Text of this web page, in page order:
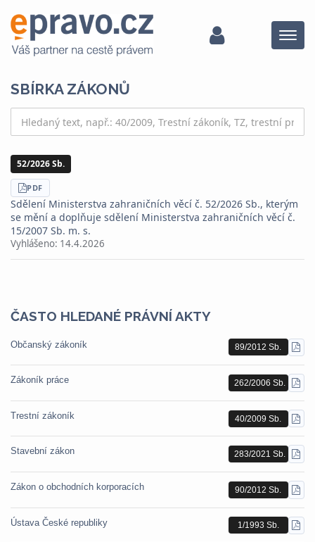
Menu
SBÍRKA ZÁKONŮ
52/2026 Sb.
STÁHNOUT
PDF
Sdělení Ministerstva zahraničních věcí č. 52/2026 Sb., kterým
se mění a doplňuje sdělení Ministerstva zahraničních věcí č.
15/2007 Sb. m. s.
Vyhlášeno: 14.4.2026
ČASTO HLEDANÉ PRÁVNÍ AKTY
Občanský zákoník 89/2012 Sb.
PDF
Zákoník práce 262/2006 Sb.
PDF
Trestní zákoník 40/2009 Sb.
PDF
Stavební zákon 283/2021 Sb.
PDF
Zákon o obchodních korporacích 90/2012 Sb.
PDF
Ústava České republiky 1/1993 Sb.
PDF